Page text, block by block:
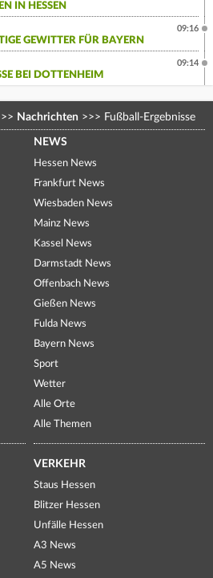
IN HESSEN
GEWITTER FÜR BAYERN
09:16
BEI DOTTENHEIM
09:14
Nachrichten >>> Fußball-Ergebnisse
NEWS
Hessen News
Frankfurt News
Wiesbaden News
Mainz News
Kassel News
Darmstadt News
Offenbach News
Gießen News
Fulda News
Bayern News
Sport
Wetter
Alle Orte
Alle Themen
VERKEHR
Staus Hessen
Blitzer Hessen
Unfälle Hessen
A3 News
A5 News